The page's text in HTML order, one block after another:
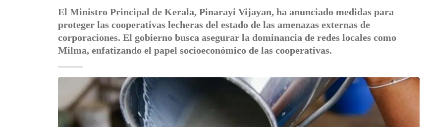
El Ministro Principal de Kerala, Pinarayi Vijayan, ha anunciado medidas para
proteger las cooperativas lecheras del estado de las amenazas externas de
corporaciones. El gobierno busca asegurar la dominancia de redes locales como
Milma, enfatizando el papel socioeconómico de las cooperativas.